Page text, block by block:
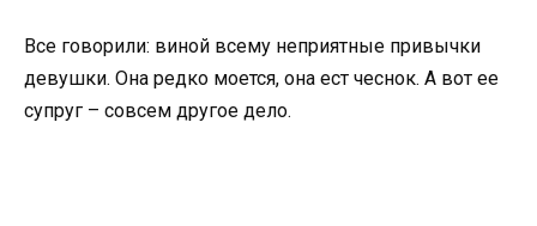
Все говорили: виной всему неприятные привычки
девушки. Она редко моется, она ест чеснок. А вот ее
супруг – совсем другое дело.